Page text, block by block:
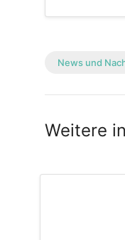
News und
Weitere